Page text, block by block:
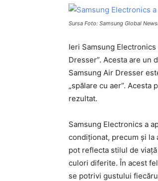
Sursa Foto: Samsung Global
Ieri Samsung
Dresser”. Acesta are un
Samsung Air Dresser
„spălare cu aer”.
rezultat.
Samsung Electronics a
condiționat, precum și la
pot reflecta stilul de
culori diferite. În acest
se potrivi gustului